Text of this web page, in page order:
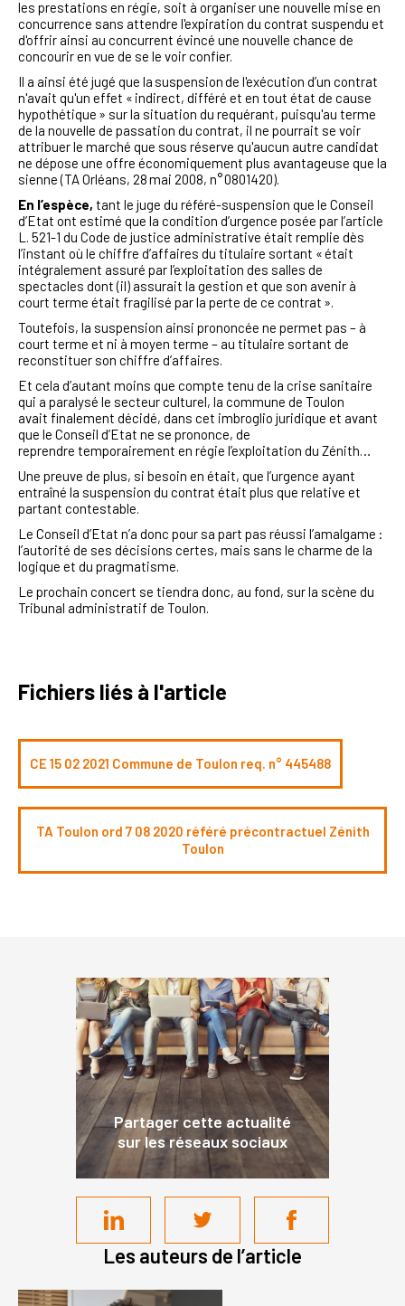
les prestations en régie, soit à organiser une nouvelle mise en
concurrence sans attendre l'expiration du contrat suspendu et
d'offrir ainsi au concurrent évincé une nouvelle chance de
concourir en vue de se le voir confier.
Il a ainsi été jugé que la suspension de l'exécution d’un contrat
n'avait qu'un effet « indirect, différé et en tout état de cause
hypothétique » sur la situation du requérant, puisqu'au terme
de la nouvelle de passation du contrat, il ne pourrait se voir
attribuer le marché que sous réserve qu'aucun autre candidat
ne dépose une offre économiquement plus avantageuse que la
sienne (TA Orléans, 28 mai 2008, n° 0801420).
En l’espèce, tant le juge du référé-suspension que le Conseil
d’Etat ont estimé que la condition d’urgence posée par l’article
L. 521-1 du Code de justice administrative était remplie dès
l’instant où le chiffre d’affaires du titulaire sortant « était
intégralement assuré par l’exploitation des salles de
spectacles dont (il) assurait la gestion et que son avenir à
court terme était fragilisé par la perte de ce contrat ».
Toutefois, la suspension ainsi prononcée ne permet pas – à
court terme et ni à moyen terme – au titulaire sortant de
reconstituer son chiffre d’affaires.
Et cela d’autant moins que compte tenu de la crise sanitaire
qui a paralysé le secteur culturel, la commune de Toulon
avait finalement décidé, dans cet imbroglio juridique et avant
que le Conseil d’Etat ne se prononce, de
reprendre temporairement en régie l’exploitation du Zénith…
Une preuve de plus, si besoin en était, que l’urgence ayant
entraîné la suspension du contrat était plus que relative et
partant contestable.
Le Conseil d’Etat n’a donc pour sa part pas réussi l’amalgame :
l’autorité de ses décisions certes, mais sans le charme de la
logique et du pragmatisme.
Le prochain concert se tiendra donc, au fond, sur la scène du
Tribunal administratif de Toulon.
Fichiers liés à l'article
CE 15 02 2021 Commune de Toulon req. n° 445488
TA Toulon ord 7 08 2020 référé précontractuel Zénith
Toulon
Partager cette actualité
sur les réseaux sociaux
Les auteurs de l’article